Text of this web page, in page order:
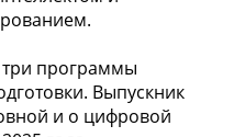
три программы
Выпускник
и о цифровой